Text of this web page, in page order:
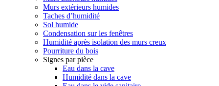
Murs extérieurs humides
Taches d’humidité
Sol humide
Condensation sur les fenêtres
Humidité après isolation des murs creux
Pourriture du bois
Signes par pièce
Eau dans la cave
Humidité dans la cave